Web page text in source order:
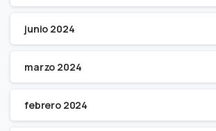
junio 2024
marzo 2024
febrero 2024